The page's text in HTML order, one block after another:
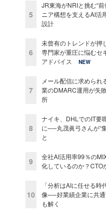
5
JR東海がNRIと挑む“
ニア構想を支えるAI活
設計
6
未曾有のトレンドが押
専門家が重圧に悩むセ
アドバイス
NEW
7
メール配信に求めら
業のDMARC運用が失
所
8
ナイキ、DHLでのIT要
に──丸茂眞弓さんが“
と
9
全社AI活用率99％の
化しているのか？CTO
10
「分析はAIに任せる
像──好業績企業に共
も解く